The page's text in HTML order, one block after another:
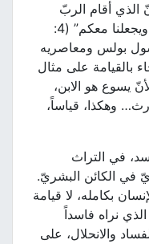
أقام الربّ
يسوع سيقيمنا نحن أيضاً مع يسوع ويجعلنا معكم” (4:
بولس ومعاصريه
بالقيامة على مثال
يسوع هو الابن،
وهكذا، قياساً،
في التراث
في الكائن البشريّ.
بكامله، لا قيامة
نراه فاسداً
والانحلال، على